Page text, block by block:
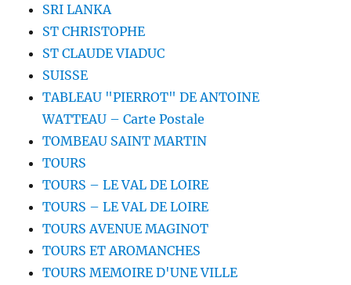
SRI LANKA
ST CHRISTOPHE
ST CLAUDE VIADUC
SUISSE
TABLEAU "PIERROT" DE ANTOINE
WATTEAU – Carte Postale
TOMBEAU SAINT MARTIN
TOURS
TOURS – LE VAL DE LOIRE
TOURS – LE VAL DE LOIRE
TOURS AVENUE MAGINOT
TOURS ET AROMANCHES
TOURS MEMOIRE D'UNE VILLE